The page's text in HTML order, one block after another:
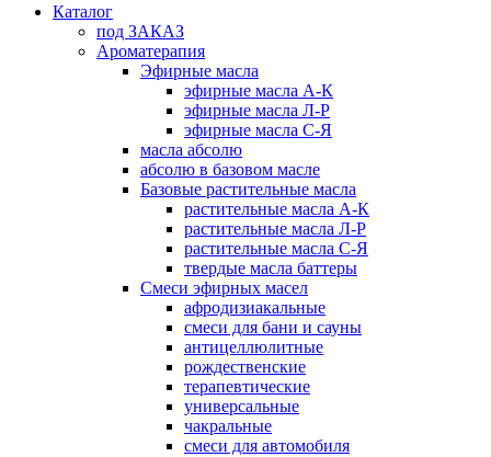
Каталог
под ЗАКАЗ
Ароматерапия
Эфирные масла
эфирные масла А-К
эфирные масла Л-Р
эфирные масла С-Я
масла абсолю
абсолю в базовом масле
Базовые растительные масла
растительные масла А-К
растительные масла Л-Р
растительные масла С-Я
твердые масла баттеры
Cмеси эфирных масел
афродизиакальные
смеси для бани и сауны
антицеллюлитные
рождественские
терапевтические
универсальные
чакральные
смеси для автомобиля